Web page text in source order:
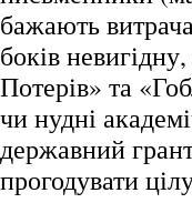
бажають
боків
Потерів» та
чи нудні
державний
прогодувати